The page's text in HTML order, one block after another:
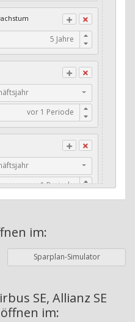
(TTM)
Wachstum
Cap)
im:
Sparplan-Simulator
SE, Allianz SE
öffnen im: